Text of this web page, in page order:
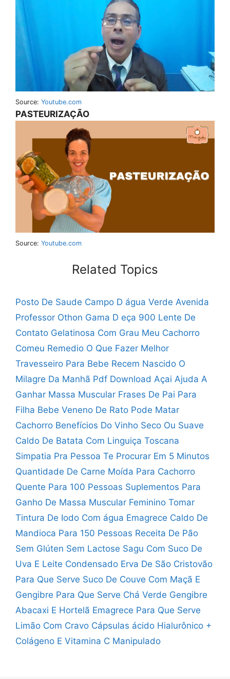
Source: Youtube.com
PASTEURIZAÇÃO
Source: Youtube.com
Related Topics
Posto De Saude Campo D água Verde Avenida
Professor Othon Gama D eça 900 Lente De
Contato Gelatinosa Com Grau Meu Cachorro
Comeu Remedio O Que Fazer Melhor
Travesseiro Para Bebe Recem Nascido O
Milagre Da Manhã Pdf Download Açai Ajuda A
Ganhar Massa Muscular Frases De Pai Para
Filha Bebe Veneno De Rato Pode Matar
Cachorro Benefícios Do Vinho Seco Ou Suave
Caldo De Batata Com Linguiça Toscana
Simpatia Pra Pessoa Te Procurar Em 5 Minutos
Quantidade De Carne Moída Para Cachorro
Quente Para 100 Pessoas Suplementos Para
Ganho De Massa Muscular Feminino Tomar
Tintura De Iodo Com água Emagrece Caldo De
Mandioca Para 150 Pessoas Receita De Pão
Sem Glúten Sem Lactose Sagu Com Suco De
Uva E Leite Condensado Erva De São Cristovão
Para Que Serve Suco De Couve Com Maçã E
Gengibre Para Que Serve Chá Verde Gengibre
Abacaxi E Hortelã Emagrece Para Que Serve
Limão Com Cravo Cápsulas ácido Hialurônico +
Colágeno E Vitamina C Manipulado